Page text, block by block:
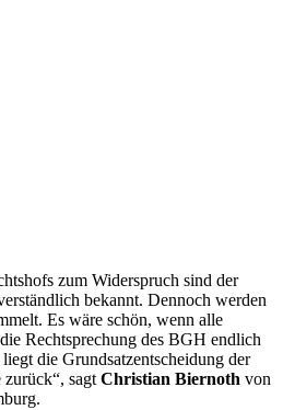
zum Widerspruch sind der
bekannt. Dennoch werden
Es wäre schön, wenn alle
Rechtsprechung des BGH endlich
die Grundsatzentscheidung der
zurück“, sagtChristian Biernoth von